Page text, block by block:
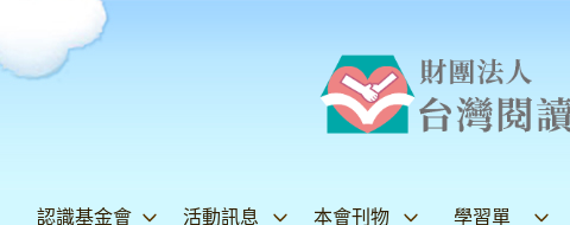
認識基金會 活動訊息 本會刊物 學習單